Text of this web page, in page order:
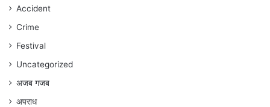
रहेगा
अंकित
गौरहा
Accident
Crime
Festival
Uncategorized
अजब गजब
अपराध